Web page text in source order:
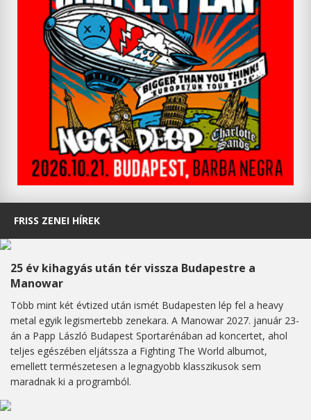
FRISS ZENEI HÍREK
25 év kihagyás után tér vissza Budapestre a
Manowar
Több mint két évtized után ismét Budapesten lép fel a heavy
metal egyik legismertebb zenekara. A Manowar 2027. január 23-
án a Papp László Budapest Sportarénában ad koncertet, ahol
teljes egészében eljátssza a Fighting The World albumot,
emellett természetesen a legnagyobb klasszikusok sem
maradnak ki a programból.